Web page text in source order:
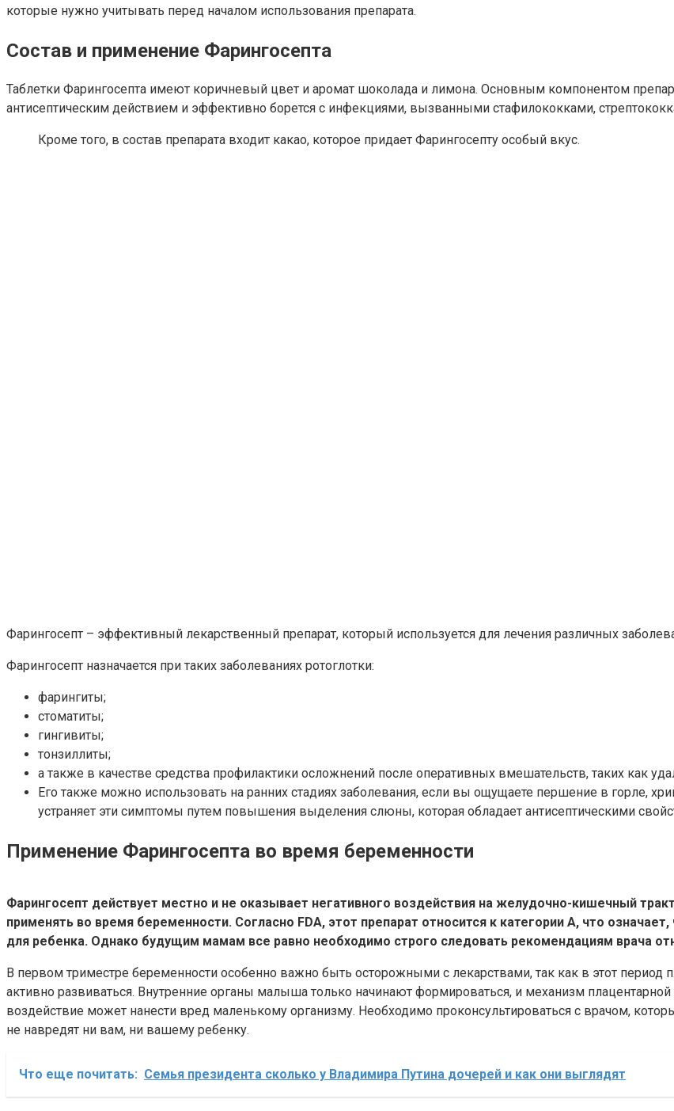
которые нужно учитывать перед началом использования препарата.
Состав и применение Фарингосепта
Таблетки Фарингосепта имеют коричневый цвет и аромат шоколада и лимона. Основным компонентом
антисептическим действием и эффективно борется с инфекциями, вызванными стафилококками,
Кроме того, в состав препарата входит какао, которое придает Фарингосепту особый вкус.
Фарингосепт – эффективный лекарственный препарат, который используется для лечения различных
Фарингосепт назначается при таких заболеваниях ротоглотки:
фарингиты;
стоматиты;
гингивиты;
тонзиллиты;
а также в качестве средства профилактики осложнений после оперативных вмешательств, таких как
Его также можно использовать на ранних стадиях заболевания, если вы ощущаете першение в горле,
устраняет эти симптомы путем повышения выделения слюны, которая обладает антисептическими
Применение Фарингосепта во время беременности
Фарингосепт действует местно и не оказывает негативного воздействия на желудочно-кишечный
применять во время беременности. Согласно FDA, этот препарат относится к категории А, что
для ребенка. Однако будущим мамам все равно необходимо строго следовать рекомендациям врача
В первом триместре беременности особенно важно быть осторожными с лекарствами, так как в этот период
активно развиваться. Внутренние органы малыша только начинают формироваться, и механизм
воздействие может нанести вред маленькому организму. Необходимо проконсультироваться с врачом,
не навредят ни вам, ни вашему ребенку.
Что еще почитать: Семья президента сколько у Владимира Путина дочерей и как они выглядят